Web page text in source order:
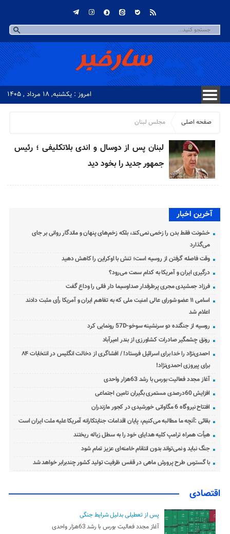
امروز : یکشنبه, ۱۸ مرداد , ۱۴۰۵
صفحه اصلی مجلس لبنان
لبنان پس از دوسال و اندی بلاتکلیفی ؛ رئیس
جمهور جدید را بخود دید
آخرین اخبار
خشونت فقط بدن را زخمی نمی‌کند، بلکه زخم‌های پنهان و ماندگار روانی بر جای
می‌گذارد
وقت فاصله گرفتن از روسیه است؛ تنش با اوکراین را کاهش دهید
درگیری ایران و آمریکا به کدام سمت می‌رود؟
فرزاد جمشیدی مجری پرطرفدار صداوسیما دار فانی را وداع گفت
اسامی ۱۱ عضو شورای عالی امنیت ملی که به تفاهم ایران و آمریکا رأی مثبت دادند
اعلام شد
روسیه از جنگنده دو سرنشینه سوخو-57D رونمایی کرد
رونق چشمگیر صادرات کشاورزی از بندر امیرآباد
احمدی‌نژاد را خدا برای اسرائیل فرستاد! / افشاگری از دخالت انگلیس در انتخابات ۸۴
برای پیروزی احمدی‌نژاد!
آغاز مجدد فعالیت بورس با رشد 63هزار واحدی
افزایش 60درصدی مستمری بگیران تامین اجتماعی
افتتاح نیروگاه 6 مگاواتی خورشیدی در کجور مازندران
بقائی :آنچه ما مطالبه می‌کنیم، پایان اقدامات جنایتکارانه آمریکا علیه ملت ایران است
هیأت همراه ترامپ کلیه هدایای خود را به سطل زباله ریختند
جنگ نباید و نمی‌تواند بدون انتقام خامنه‌ای عزیز تمام شود
با گسترس طرح پرورش ماهی در قفس ظرفیت تولید کشور چندبرابر خواهد شد
اقتصادی
پس از تعطیلی بدلیل شرایط جنگی
آغاز مجدد فعالیت بورس با رشد 63هزار واحدی